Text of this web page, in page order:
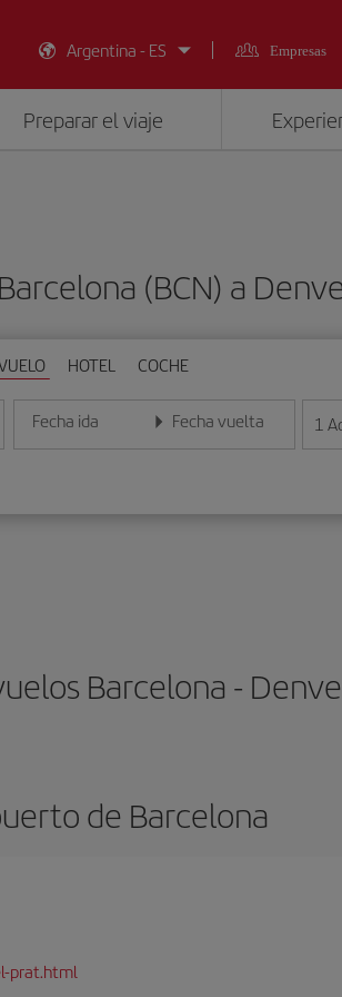
Argentina - ES
Empresas
Preparar el viaje
(BCN) a
HOTEL COCHE
Fecha ida
Introduce la fecha en formato día/mes/año
Fecha vuelta
Introduce la fecha en 1
Barcelona -
de Barcelona
prat.html